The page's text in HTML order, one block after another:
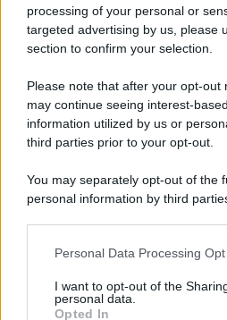
processing of your personal or
targeted advertising by us, please
section to confirm your selection.
Please note that after your opt-out
may continue seeing interest-
information utilized by us or
third parties prior to your opt-out.
You may separately opt-out of the
personal information by third
This information may also be
disclose it to other third parties.
Personal Data Processing
I want to opt-out of the
personal data.
Opted In
© 2026 - Pianeta Design - P.IVA
Registrata Al Tribunale Di Nocera
ISCRIZIONE AL ROC N. 35792
(ASSOCIAZIONE
PREFERENZE